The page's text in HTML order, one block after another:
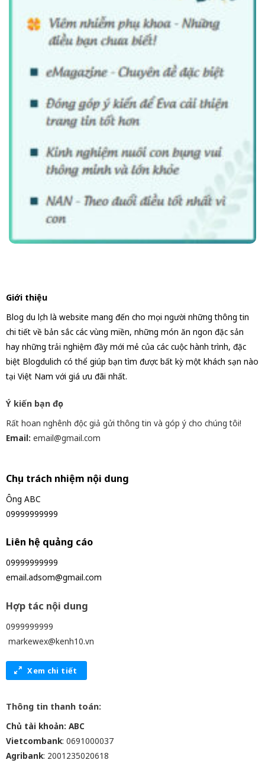
Giới thiệu
Blog du lịch là website mang đến cho mọi người những thông tin
chi tiết về bản sắc các vùng miền, những món ăn ngon đặc sản
hay những trải nghiệm đầy mới mẻ của các cuộc hành trình, đặc
biệt Blogdulich có thể giúp bạn tìm được bất kỳ một khách sạn nào
tại Việt Nam với giá ưu đãi nhất.
Ý kiến bạn đọc
Rất hoan nghênh độc giả gửi thông tin và góp ý cho chúng tôi!
Email: email@gmail.com
Chịu trách nhiệm nội dung
Ông ABC
09999999999
Liên hệ quảng cáo
09999999999
email.adsom@gmail.com
Hợp tác nội dung
0999999999
markewex@kenh10.vn
Xem chi tiết
Thông tin thanh toán:
Chủ tài khoản: ABC
Vietcombank: 0691000037
Agribank: 2001235020618